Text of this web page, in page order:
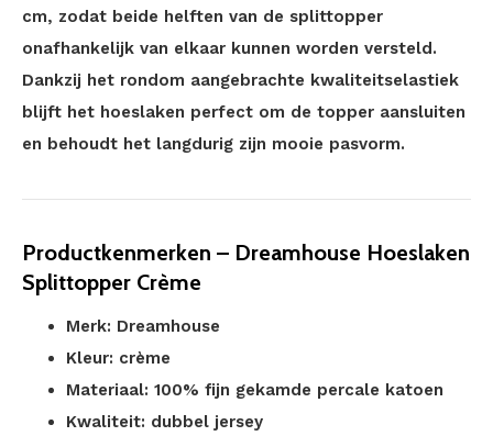
cm, zodat beide helften van de splittopper
onafhankelijk van elkaar kunnen worden versteld.
Dankzij het rondom aangebrachte kwaliteitselastiek
blijft het hoeslaken perfect om de topper aansluiten
en behoudt het langdurig zijn mooie pasvorm.
Productkenmerken – Dreamhouse Hoeslaken
Splittopper Crème
Merk: Dreamhouse
Kleur: crème
Materiaal: 100% fijn gekamde percale katoen
Kwaliteit: dubbel jersey